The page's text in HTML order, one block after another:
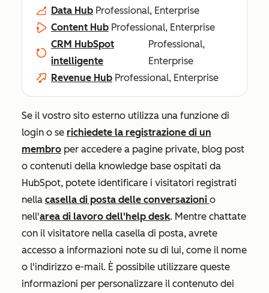
Data Hub Professional, Enterprise
Content Hub Professional, Enterprise
CRM HubSpot
intelligente
Professional,
Enterprise
Revenue Hub Professional, Enterprise
Se il vostro sito esterno utilizza una funzione di
login o se richiedete la registrazione di un
membro per accedere a pagine private, blog post
o contenuti della knowledge base ospitati da
HubSpot, potete identificare i visitatori registrati
nella casella di posta delle conversazioni o
nell'area di lavoro dell'help desk. Mentre chattate
con il visitatore nella casella di posta, avrete
accesso a informazioni note su di lui, come il nome
o l'indirizzo e-mail. È possibile utilizzare queste
informazioni per personalizzare il contenuto dei